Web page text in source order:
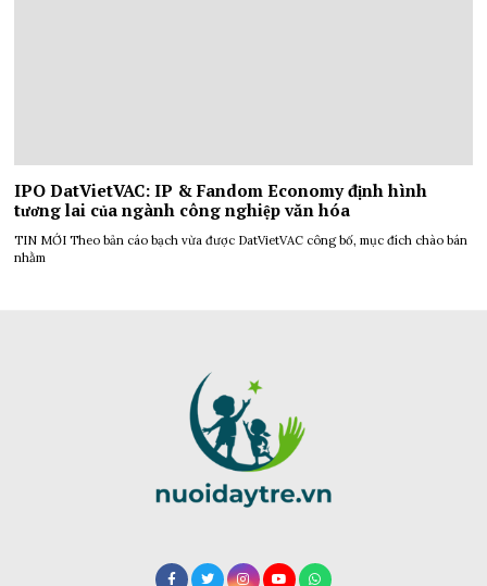
IPO DatVietVAC: IP & Fandom Economy định hình
tương lai của ngành công nghiệp văn hóa
TIN MỚI Theo bản cáo bạch vừa được DatVietVAC công bố, mục đích chào bán
nhằm